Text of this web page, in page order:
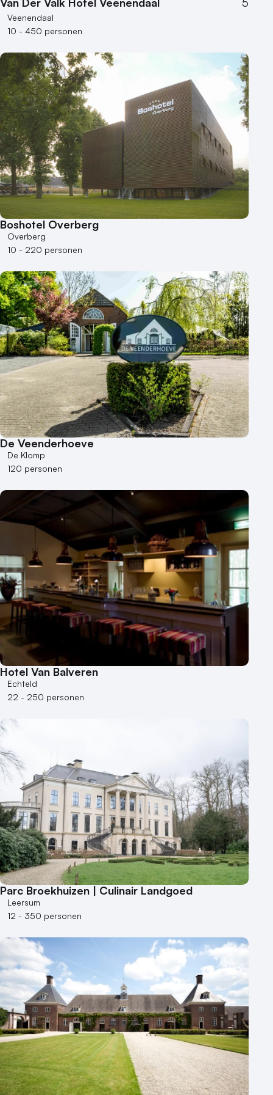
Duurzame locatie
Groene locatie
Heisessie
Hotel
Hybride events
Industriële locatie
Kasteel en landgoed
Kleine / intieme locatie
Locaties aan zee
Museum
Theater
Varende locatie
Veenendaal
10 - 450 personen
Boshotel Overberg
Overberg
10 - 220 personen
De Veenderhoeve
De Klomp
120 personen
Hotel Van Balveren
Echteld
22 - 250 personen
Parc Broekhuizen | Culinair Landgoed
Leersum
12 - 350 personen